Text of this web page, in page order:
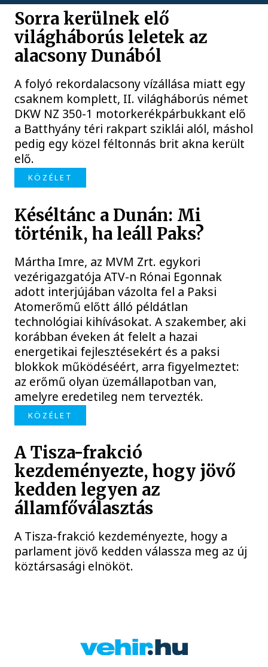
Sorra kerülnek elő
világháborús leletek az
alacsony Dunából
A folyó rekordalacsony vízállása miatt egy
csaknem komplett, II. világháborús német
DKW NZ 350-1 motorkerékpárbukkant elő
a Batthyány téri rakpart sziklái alól, máshol
pedig egy közel féltonnás brit akna került
elő.
KÖZÉLET
Késéltánc a Dunán: Mi
történik, ha leáll Paks?
Mártha Imre, az MVM Zrt. egykori
vezérigazgatója ATV-n Rónai Egonnak
adott interjújában vázolta fel a Paksi
Atomerőmű előtt álló példátlan
technológiai kihívásokat. A szakember, aki
korábban éveken át felelt a hazai
energetikai fejlesztésekért és a paksi
blokkok működéséért, arra figyelmeztet:
az erőmű olyan üzemállapotban van,
amelyre eredetileg nem tervezték.
KÖZÉLET
A Tisza-frakció
kezdeményezte, hogy jövő
kedden legyen az
államfőválasztás
A Tisza-frakció kezdeményezte, hogy a
parlament jövő kedden válassza meg az új
köztársasági elnököt.